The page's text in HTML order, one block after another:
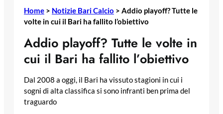
Home > Notizie Bari Calcio > Addio playoff? Tutte le
volte in cui il Bari ha fallito l’obiettivo
Addio playoff? Tutte le volte in
cui il Bari ha fallito l’obiettivo
Dal 2008 a oggi, il Bari ha vissuto stagioni in cui i
sogni di alta classifica si sono infranti ben prima del
traguardo